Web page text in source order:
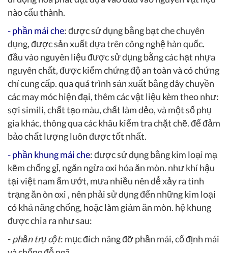
nào cấu thành.
-phần mái che: được sử dụng bằng bạt che chuyên
dụng, được sản xuất dựa trên công nghệ hàn quốc.
đầu vào nguyên liệu được sử dụng bằng các hạt nhựa
nguyên chất, được kiểm chứng độ an toàn và có chứng
chỉ cung cấp. qua quá trình sản xuất bằng dây chuyền
các may móc hiện đại, thêm các vật liệu kèm theo như:
sợi simili, chất tạo màu, chất làm dẻo, và một số phụ
gia khác, thông qua các khâu kiểm tra chặt chẽ. để đảm
bảo chất lượng luôn được tốt nhất.
-phần khung mái che:được sử dụng bằng kim loại mạ
kẽm chống gỉ, ngăn ngừa oxi hóa ăn mòn. như khí hậu
tại việt nam ẩm ướt, mưa nhiều nên dễ xảy ra tình
trạng ăn òn oxi , nên phải sử dụng đến những kim loại
có khả năng chống, hoặc làm giảm ăn mòn. hệ khung
được chia ra như sau:
-phần trụ cột: mục đích nâng đỡ phần mái, cố định mái